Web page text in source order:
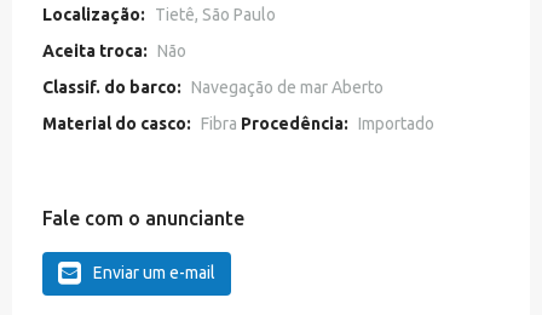
Localização:
Tietê, São Paulo
Aceita troca: Não
Classif. do barco: Navegação de mar Aberto
Material do casco: Fibra Procedência: Importado
Fale com o anunciante
Enviar um e-mail